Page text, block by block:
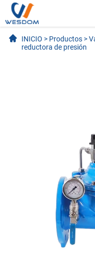
INICIO > Productos >
reductora de presión